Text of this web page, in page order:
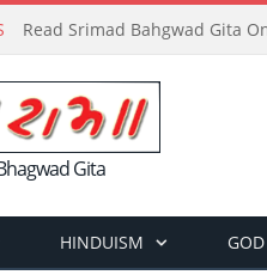
Read Srimad Bahgwad Gita
Gita
HINDUISM GOD